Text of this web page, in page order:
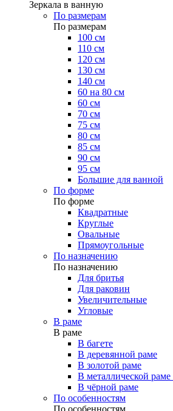
Зеркала в ванную
По размерам
По размерам
100 см
110 см
120 см
130 см
140 см
60 на 80 см
60 см
70 см
75 см
80 см
85 см
90 см
95 см
Большие для ванной
По форме
По форме
Квадратные
Круглые
Овальные
Прямоугольные
По назначению
По назначению
Для бритья
Для раковин
Увеличительные
Угловые
В раме
В раме
В багете
В деревянной раме
В золотой раме
В металлической
В чёрной раме
По особенностям
По особенностям